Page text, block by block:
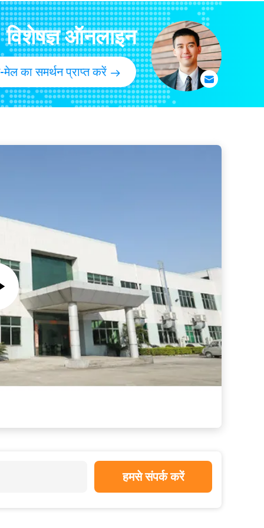
एयर कॉलम बैग
कुशन पैकेजिंग
उद्योग
एसजीएस पैकेज रैपिंग पेपर
बैग वाटरप्रूफ
बैग एसजीएस
बैग पनरोक
विशेषज्ञ ऑनलाइन
मेल का समर्थन प्राप्त करें
हमसे संपर्क करें